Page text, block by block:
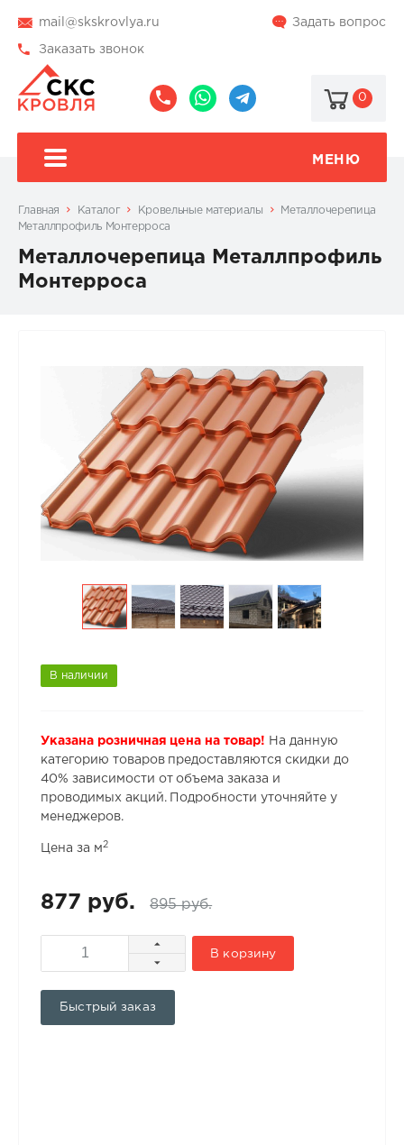
mail@skskrovlya.ru Задать вопрос
Заказать звонок
0
МЕНЮ
Главная Каталог Кровельные материалы
Металлочерепица
Металлпрофиль Монтерроса
Металлочерепица Металлпрофиль
Монтерроса
В наличии
Указана розничная цена на товар! На данную
категорию товаров предоставляются скидки до
40% зависимости от объема заказа и
проводимых акций. Подробности уточняйте у
менеджеров.
Цена за м2
877 руб. 895 руб.
В корзину
Быстрый заказ